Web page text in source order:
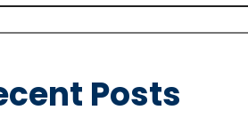
Posts